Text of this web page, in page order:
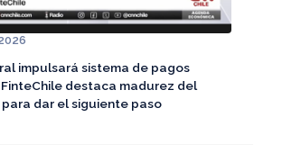
impulsará sistema de pagos
destaca madurez del
dar el siguiente paso